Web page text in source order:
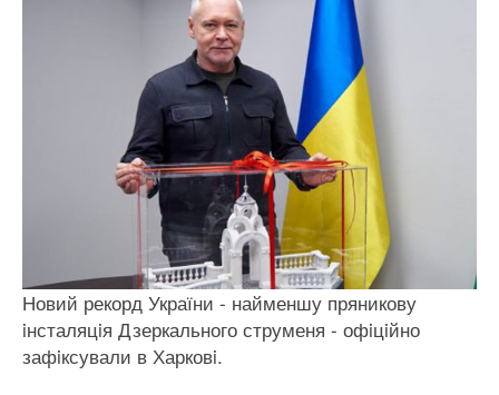
Новий рекорд України - найменшу пряникову
iнсталяцiя Дзеркального струменя - офiцiйно
зафiксували в Харковi.